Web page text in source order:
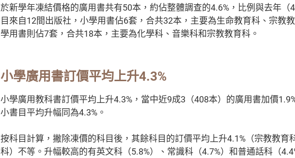
於新學年凍結價格的廣用書共有50本，約佔整體調查的4.6%，比例與去年（
目來自12間出版社，小學用書佔6套，合共32本，主要為生命教育科、宗教
學用書則佔7套，合共18本，主要為化學科、音樂科和宗教教育科。
小學廣用書訂價平均上升4.3%
小學廣用教科書訂價平均上升4.3%，當中近9成3（408本）的廣用書加價
小書目平均升幅同為4.3%。
按科目計算，撇除凍價的科目後，其餘科目的訂價平均上升4.1%（宗教教育
科）不等。升幅較高的有英文科（5.8%）、常識科（4.7%）和普通話科（